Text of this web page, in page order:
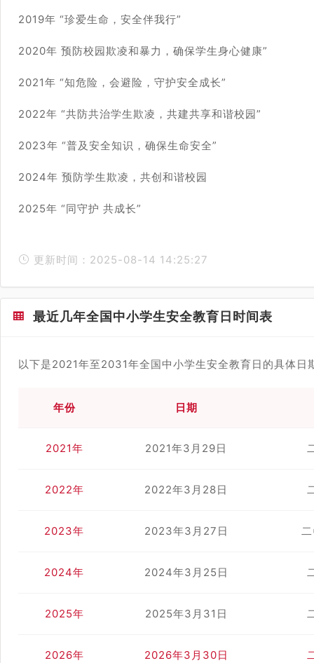
2019年 “珍爱生命，安全伴我行”
2020年 预防校园欺凌和暴力，确保学生身心健康”
2021年 “知危险，会避险，守护安全成长”
2022年 “共防共治学生欺凌，共建共享和谐校园”
2023年 “普及安全知识，确保生命安全”
2024年 预防学生欺凌，共创和谐校园
2025年 “同守护 共成长”
更新时间：2025-08-14 14:25:27
最近几年全国中小学生安全教育日时间表
以下是2021年至2031年全国中小学生安全教育日的具体日
年份 日期
2021年 2021年3月29日
2022年 2022年3月28日
2023年 2023年3月27日
2024年 2024年3月25日
2025年 2025年3月31日
2026年 2026年3月30日